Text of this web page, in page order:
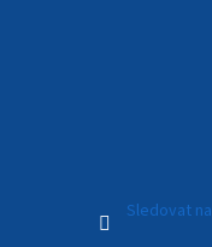
Sledovat